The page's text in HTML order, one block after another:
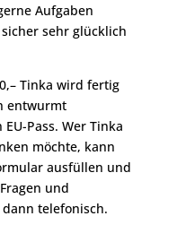
Aufgaben
sehr glücklich
Tinka wird fertig
entwurmt
Pass. Wer Tinka
möchte, kann
ausfüllen und
und
telefonisch.